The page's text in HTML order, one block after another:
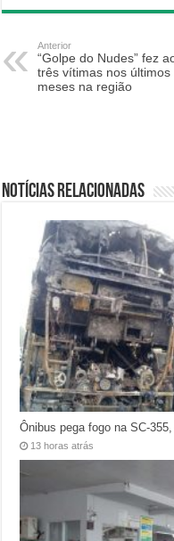
Anterior
“Golpe do Nudes” fez
três vítimas nos últimos
meses na região
Notícias relacionadas
Ônibus pega fogo na SC-
13 horas atrás